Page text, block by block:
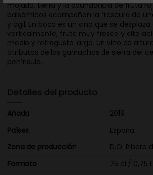
mojada, tierra y la abundancia de fruta
balsámicos acompañan la frescura de
y ágil. En boca es un vino que se
verticalmente, fruta muy fresca y alta
medio y retrogusto largo. Un vino de
atributos de las garnachas de sierra del
península.
Detalles del producto
Añada
2019
Países
España
Zona de producción
D.O. Ribera
Formato
75 cl / 0,75 L